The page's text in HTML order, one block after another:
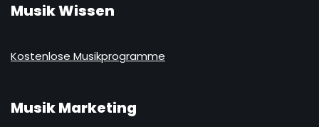
Musik Wissen
Kostenlose Musikprogramme
Musik Marketing